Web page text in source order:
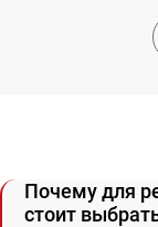
Почему для
стоит